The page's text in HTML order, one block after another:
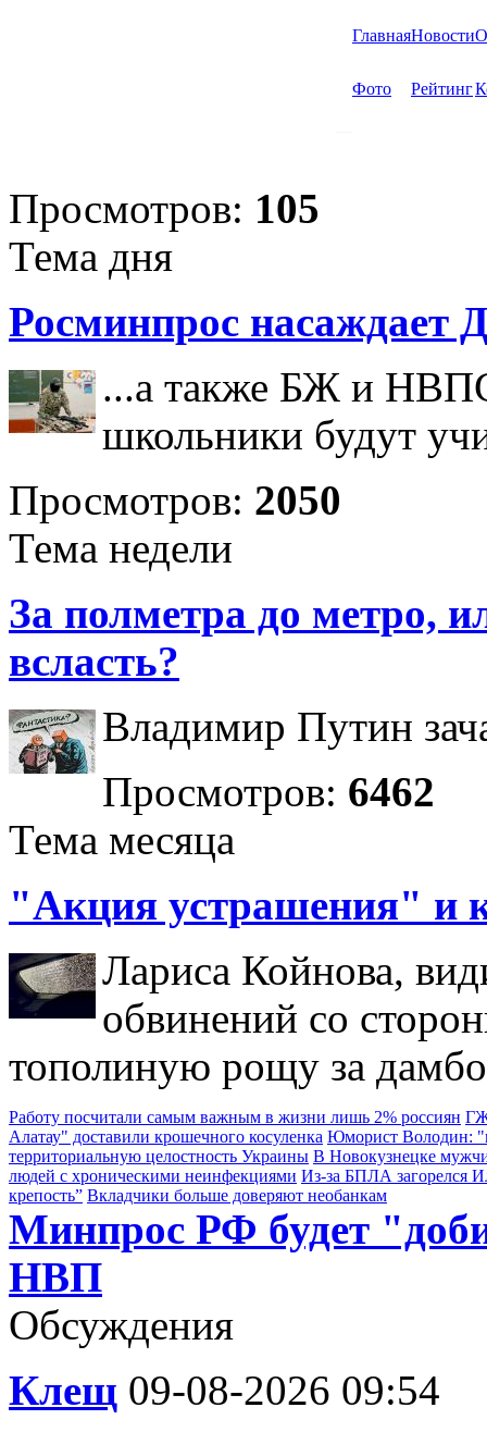
ГлавнаяНовости
Фото Рейтинг
Просмотров: 105
Тема дня
Росминпрос насаждает
...а также БЖ и НВПС
школьники будут
Просмотров: 2050
Тема недели
За полметра до метро,
всласть?
Владимир Путин
Просмотров: 6462
Тема месяца
"Акция устрашения" и
Лариса Койнова,
обвинений со
тополиную рощу за
Работу посчитали самым важным в жизни лишь 2% россиян
Алатау" доставили крошечного косуленка Юморист Володин:
территориальную целостность Украины В Новокузнецке
людей с хроническими неинфекциями Из-за БПЛА загорелся
крепость” Вкладчики больше доверяют необанкам
Минпрос РФ будет
НВП
Обсуждения
Клещ 09-08-2026 09:54